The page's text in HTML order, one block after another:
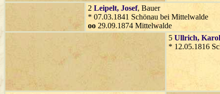
2 Leipelt, Josef, Bauer
* 07.03.1841 Schönau bei Mittelwalde
oo 29.09.1874 Mittelwalde
5 Ullrich,
* 12.05.1816